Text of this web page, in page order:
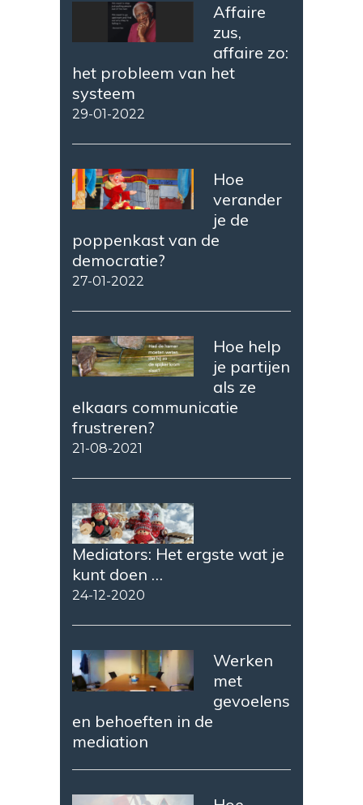
Affaire
zus,
affaire zo:
het probleem van het
systeem
29-01-2022
Hoe
verander
je de
poppenkast van de
democratie?
27-01-2022
Hoe help
je partijen
als ze
elkaars communicatie
frustreren?
21-08-2021
Mediators: Het ergste wat je
kunt doen …
24-12-2020
Werken
met
gevoelens
en behoeften in de
mediation